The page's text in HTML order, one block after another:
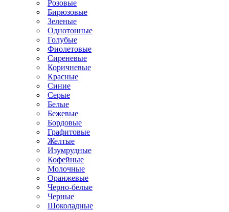
Розовые
Бирюзовые
Зеленые
Однотонные
Голубые
Фиолетовые
Сиреневые
Коричневые
Красные
Синие
Серые
Белые
Бежевые
Бордовые
Графитовые
Желтые
Изумрудные
Кофейные
Молочные
Оранжевые
Черно-белые
Черные
Шоколадные